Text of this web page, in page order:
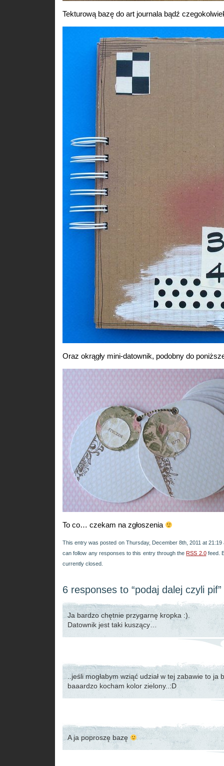
Tekturową bazę do art journala bądź
Oraz okrągły mini-datownik, podobny do
To co… czekam na zgłoszenia
This entry was posted on Thursday, December 8th, 2011 at
can follow any responses to this entry through the RSS 2.0feed.
currently closed.
6 responses to “podaj dalej czyli pif”
Ja bardzo chętnie przygarnę kropka :).
Datownik jest taki kuszący…
..jeśli mogłabym wziąć udział w tej zabawie to
baaardzo kocham kolor zielony..:D
A ja poproszę bazę